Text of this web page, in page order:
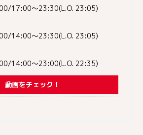
17:00～23:30(L.O. 23:05)
14:00～23:30(L.O. 23:05)
14:00～23:00(L.O. 22:35)
動画をチェック！